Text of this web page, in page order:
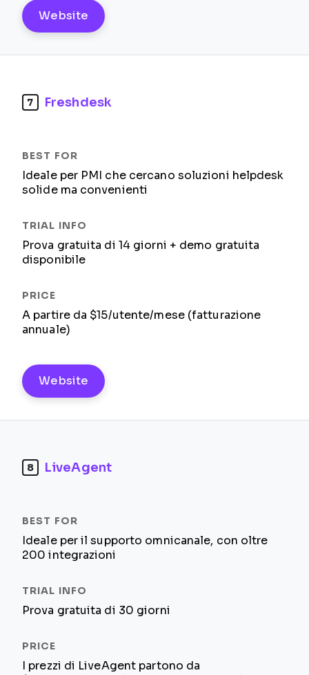
Website
7 Freshdesk
Ideale per PMI che cercano soluzioni helpdesk
solide ma convenienti
Prova gratuita di 14 giorni + demo gratuita
disponibile
A partire da $15/utente/mese (fatturazione
annuale)
Website
8 LiveAgent
Ideale per il supporto omnicanale, con oltre
200 integrazioni
Prova gratuita di 30 giorni
I prezzi di LiveAgent partono da